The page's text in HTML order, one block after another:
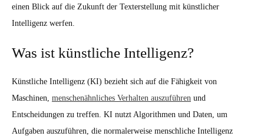
einen Blick auf die Zukunft der Texterstellung mit künstlicher
Intelligenz werfen.
Was ist künstliche Intelligenz?
Künstliche Intelligenz (KI) bezieht sich auf die Fähigkeit von
Maschinen, menschenähnliches Verhalten auszuführen und
Entscheidungen zu treffen. KI nutzt Algorithmen und Daten, um
Aufgaben auszuführen, die normalerweise menschliche Intelligenz